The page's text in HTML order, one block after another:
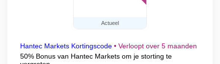
Actueel
Hantec Markets Kortingscode • Verloopt over 5 maanden
50% Bonus van Hantec Markets om je storting te